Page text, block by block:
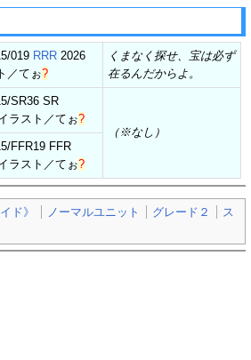
019 RRR 2026
／てぉ?
くまなく探せ、宝は必ず
在るんだからよ。
SR36 SR
ラスト／てぉ?
（※なし）
FFR19 FFR
ラスト／てぉ?
ド》 ノーマルユニット グレード２
ス